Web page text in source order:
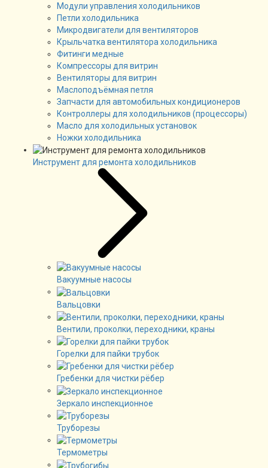
Модули управления холодильников
Петли холодильника
Микродвигатели для вентиляторов
Крыльчатка вентилятора холодильника
Фитинги медные
Компрессоры для витрин
Вентиляторы для витрин
Маслоподъёмная петля
Запчасти для автомобильных кондиционеров
Контроллеры для холодильников (процессоры)
Масло для холодильных установок
Ножки холодильника
Инструмент для ремонта холодильников
Вакуумные насосы
Вальцовки
Вентили, проколки, переходники, краны
Горелки для пайки трубок
Гребенки для чистки рёбер
Зеркало инспекционное
Труборезы
Термометры